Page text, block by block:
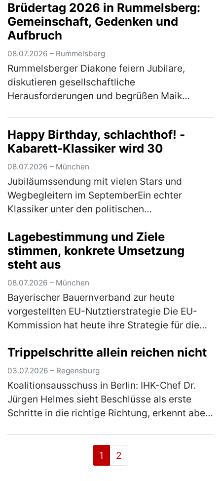
Pflanzen auf Bayerns Felder in den vergang…
(mehr)
Brüdertag 2026 in Rummelsberg:
Gemeinschaft, Gedenken und
Aufbruch
08.07.2026 – Rummelsberg
Rummelsberger Diakone feiern Jubilare,
diskutieren gesellschaftliche
Herausforderungen und begrüßen Maik
Rummelsberg s…(mehr)
Happy Birthday, schlachthof! -
Kabarett-Klassiker wird 30
08.07.2026 – München
Jubiläumssendung mit vielen Stars und
Wegbegleitern im SeptemberEin echter
Klassiker unter den politischen
feiert Geburtstag: Der "schlachthof" (früher
"Ottis …(mehr)
Lagebestimmung und Ziele
stimmen, konkrete Umsetzung
steht aus
08.07.2026 – München
Bayerischer Bauernverband zur heute
vorgestellten EU-Nutztierstrategie Die EU-
Kommission hat heute ihre Strategie für die
Strategie verfolgt das Ziel, die eur…(mehr)
Trippelschritte allein reichen nicht
03.07.2026 – Regensburg
Koalitionsausschuss in Berlin: IHK-Chef Dr.
Jürgen Helmes sieht Beschlüsse als erste
Schritte in die richtige Richtung, erkennt aber
1
2